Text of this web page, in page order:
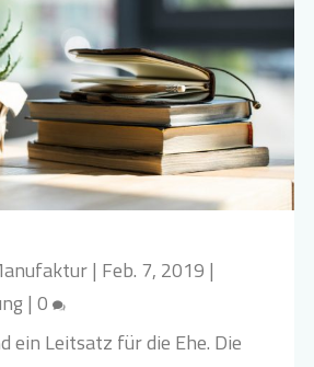
| Feb. 7, 2019 |
|0
ein Leitsatz für die Ehe. Die